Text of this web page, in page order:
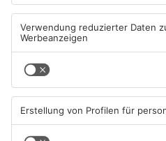
Schwimmbäder im
Primaveraland weisen teils
erhebliche Mängel auf
06.08.2026, 06:37 UHR IN
PRIMAVERALAND